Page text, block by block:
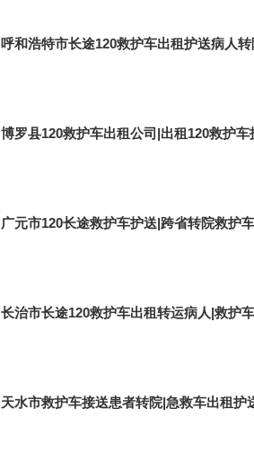
呼和浩特市长途120救护车出租护送病人
博罗县120救护车出租公司|出租120救护
广元市120长途救护车护送|跨省转院救护
长治市长途120救护车出租转运病人|救护
天水市救护车接送患者转院|急救车出租护